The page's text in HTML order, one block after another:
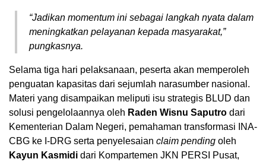
“Jadikan momentum ini sebagai langkah nyata dalam
meningkatkan pelayanan kepada masyarakat,”
pungkasnya.
Selama tiga hari pelaksanaan, peserta akan memperoleh
penguatan kapasitas dari sejumlah narasumber nasional.
Materi yang disampaikan meliputi isu strategis BLUD dan
solusi pengelolaannya oleh Raden Wisnu Saputro dari
Kementerian Dalam Negeri, pemahaman transformasi INA-
CBG ke I-DRG serta penyelesaian claim pending oleh
Kayun Kasmidi dari Kompartemen JKN PERSI Pusat,